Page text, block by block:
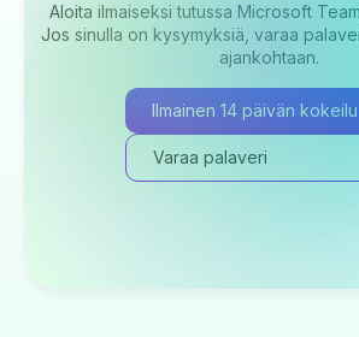
Aloita ilmaiseksi tutussa Microsoft
Jos sinulla on kysymyksiä, varaa
ajankohtaan.
Ilmainen 14 päivän kokeilu
Varaa palaveri